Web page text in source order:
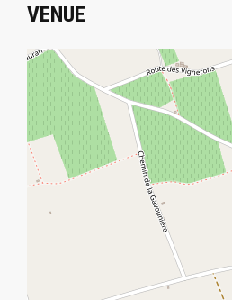
VENUE